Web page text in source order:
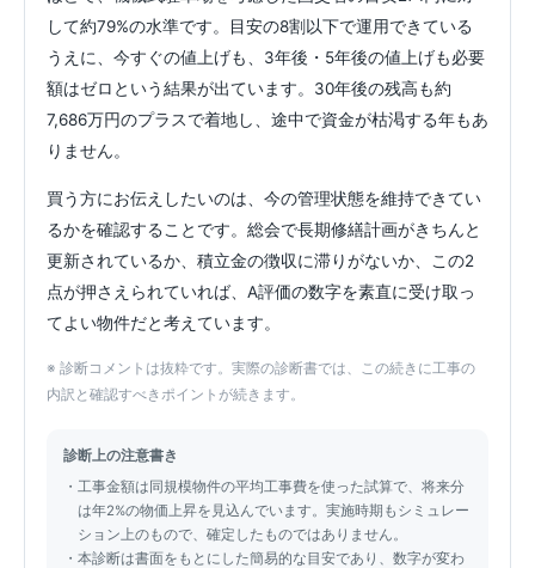
して約79%の水準です。目安の8割以下で運用できている
うえに、今すぐの値上げも、3年後・5年後の値上げも必要
額はゼロという結果が出ています。30年後の残高も約
7,686万円のプラスで着地し、途中で資金が枯渇する年もあ
りません。
買う方にお伝えしたいのは、今の管理状態を維持できてい
るかを確認することです。総会で長期修繕計画がきちんと
更新されているか、積立金の徴収に滞りがないか、この2
点が押さえられていれば、A評価の数字を素直に受け取っ
てよい物件だと考えています。
※ 診断コメントは抜粋です。実際の診断書では、この続きに工事の
内訳と確認すべきポイントが続きます。
診断上の注意書き
工事金額は同規模物件の平均工事費を使った試算で、将来分
は年2%の物価上昇を見込んでいます。実施時期もシミュレー
ション上のもので、確定したものではありません。
本診断は書面をもとにした簡易的な目安であり、数字が変わ